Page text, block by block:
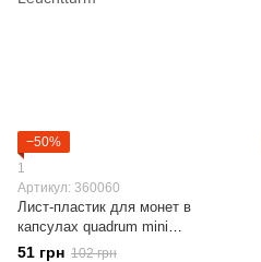
−50%
1
Артикул: 360060
Лист-пластик для монет в
капсулах quadrum mini
Leuchtturm
51 грн 102 грн